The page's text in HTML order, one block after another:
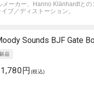
メーカー、Hanno Klänhardtと
ブ／ディストーション。
Sounds BJF Gate
円 (税込)